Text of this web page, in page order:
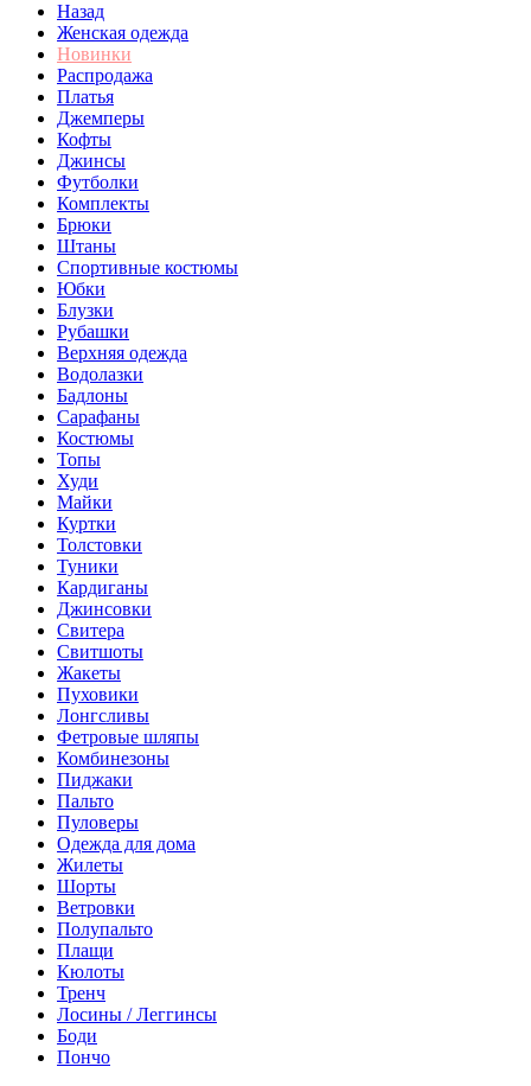
Назад
Женская одежда
Новинки
Распродажа
Платья
Джемперы
Кофты
Джинсы
Футболки
Комплекты
Брюки
Штаны
Спортивные костюмы
Юбки
Блузки
Рубашки
Верхняя одежда
Водолазки
Бадлоны
Сарафаны
Костюмы
Топы
Худи
Майки
Куртки
Толстовки
Туники
Кардиганы
Джинсовки
Свитера
Свитшоты
Жакеты
Пуховики
Лонгсливы
Фетровые шляпы
Комбинезоны
Пиджаки
Пальто
Пуловеры
Одежда для дома
Жилеты
Шорты
Ветровки
Полупальто
Плащи
Кюлоты
Тренч
Лосины / Леггинсы
Боди
Пончо